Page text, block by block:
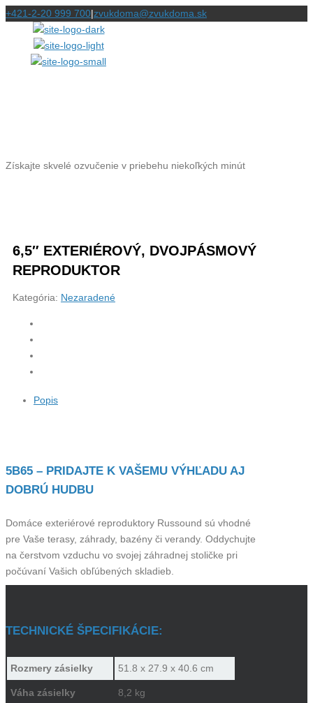
+421-2-20 999 700|zvukdoma@zvukdoma.sk
Získajte skvelé ozvučenie v priebehu niekoľkých minút
6,5″ EXTERIÉROVÝ, DVOJPÁSMOVÝ
REPRODUKTOR
Kategória: Nezaradené
Popis
5B65 – PRIDAJTE K VAŠEMU VÝHĽADU AJ
DOBRÚ HUDBU
Domáce exteriérové reproduktory Russound sú vhodné
pre Vaše terasy, záhrady, bazény či verandy. Oddychujte
na čerstvom vzduchu vo svojej záhradnej stoličke pri
počúvaní Vašich obľúbených skladieb.
TECHNICKÉ ŠPECIFIKÁCIE:
Rozmery zásielky 51.8 x 27.9 x 40.6 cm
Váha zásielky 8,2 kg